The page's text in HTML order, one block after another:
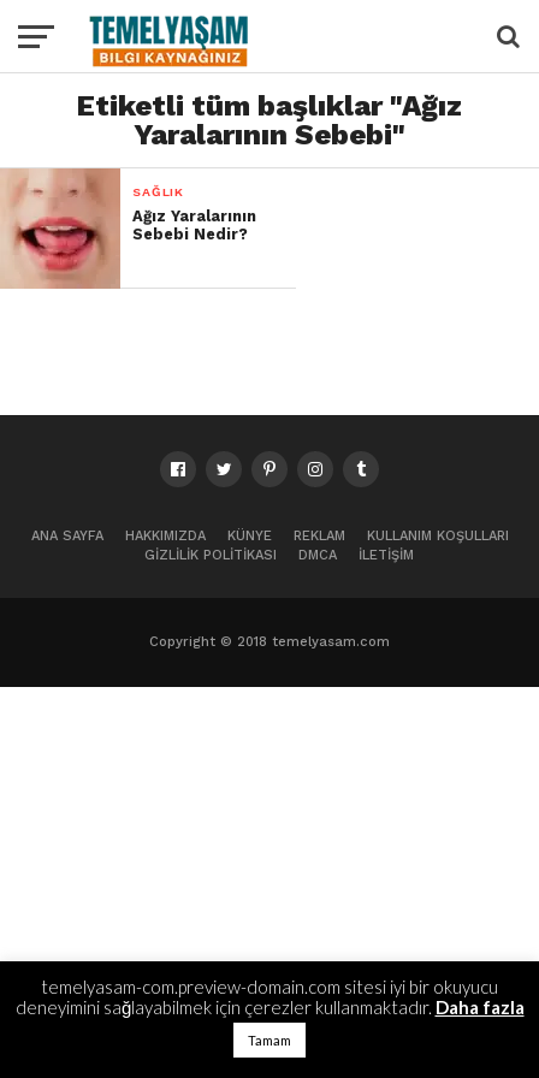
Etiketli tüm başlıklar "Ağız
Yaralarının Sebebi"
SAĞLIK
Ağız Yaralarının
Sebebi Nedir?
ANA SAYFA HAKKIMIZDA KÜNYE REKLAM
KULLANIM KOŞULLARI
GIZLILIK POLITIKASI
DMCA İLETIŞIM
Copyright © 2018 temelyasam.com
temelyasam-com.preview-domain.com sitesi iyi bir okuyucu
deneyimini sağlayabilmek için çerezler kullanmaktadır. Daha fazla
Tamam